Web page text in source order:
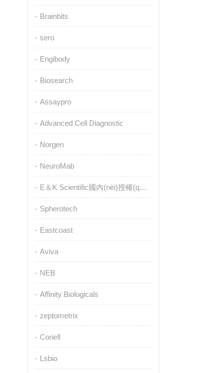
Brainbits
sero
Engibody
Biosearch
Assaypro
Advanced Cell Diagnostic
Norgen
NeuroMab
E＆K Scientific國內(nèi)授權(quán)代理
Spherotech
Eastcoast
Aviva
NEB
Affinity Biologicals
zeptometrix
Coriell
Lsbio